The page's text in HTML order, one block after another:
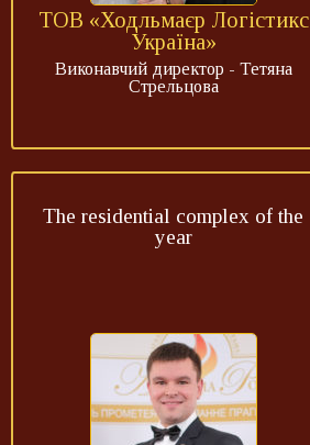
ТОВ «Ходльмаєр Логістикс
Україна»
Виконавчий директор - Тетяна
Стрельцова
The residential complex of the
year